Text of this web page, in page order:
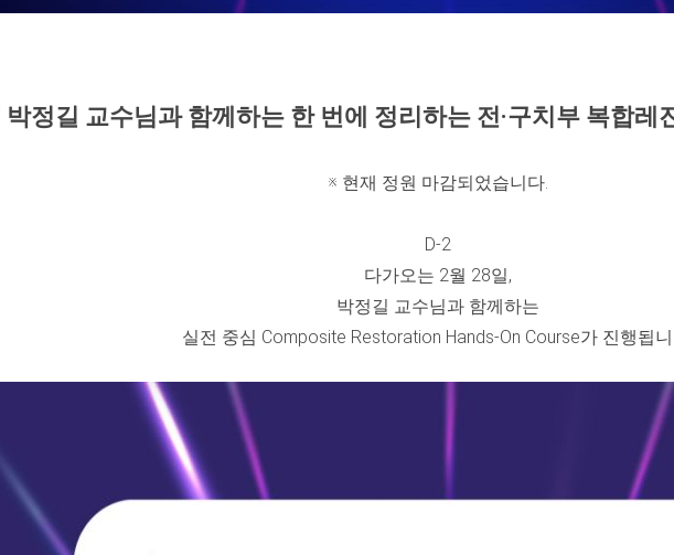
박정길 교수님과 함께하는 한 번에 정리하는 전·구치부 복합레
※ 현재 정원 마감되었습니다.
D-2
다가오는 2월 28일,
박정길 교수님과 함께하는
실전 중심 Composite Restoration Hands-On Course가 진행됩